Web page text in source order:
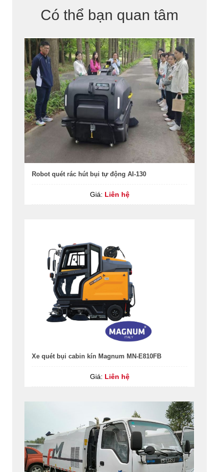
Có thể bạn quan tâm
Robot quét rác hút bụi tự động AI-130
Giá: Liên hệ
Xe quét bụi cabin kín Magnum MN-E810FB
Giá: Liên hệ